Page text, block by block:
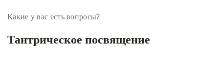
Какие у вас есть вопросы?
Тантрическое посвящение